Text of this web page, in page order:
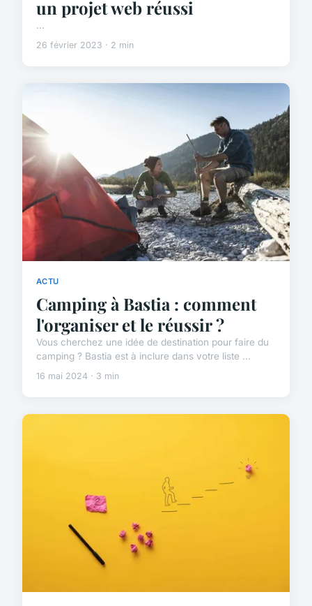
un projet web réussi
...
26 février 2023 · 2 min
ACTU
Camping à Bastia : comment
l'organiser et le réussir ?
Vous cherchez une idée de destination pour faire du
camping ? Bastia est à inclure dans votre liste ...
16 mai 2024 · 3 min